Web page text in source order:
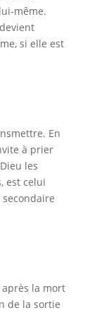
même.
si elle est
En
à prier
les
est celui
après la mort
de la sortie